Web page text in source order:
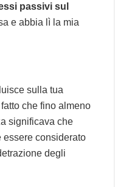
passivi sul
e abbia lì la mia
sulla tua
che fino almeno
significava che
essere considerato
degli